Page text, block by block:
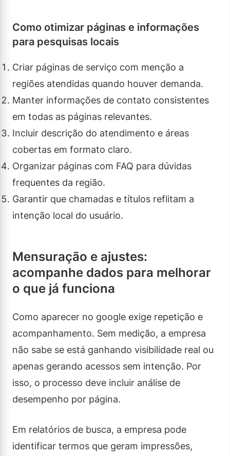
Como otimizar páginas e informações
para pesquisas locais
Criar páginas de serviço com menção a
regiões atendidas quando houver demanda.
Manter informações de contato consistentes
em todas as páginas relevantes.
Incluir descrição do atendimento e áreas
cobertas em formato claro.
Organizar páginas com FAQ para dúvidas
frequentes da região.
Garantir que chamadas e títulos reflitam a
intenção local do usuário.
Mensuração e ajustes:
acompanhe dados para melhorar
o que já funciona
Como aparecer no google exige repetição e
acompanhamento. Sem medição, a empresa
não sabe se está ganhando visibilidade real ou
apenas gerando acessos sem intenção. Por
isso, o processo deve incluir análise de
desempenho por página.
Em relatórios de busca, a empresa pode
identificar termos que geram impressões,